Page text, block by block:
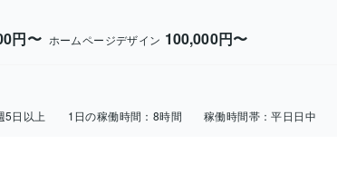
円〜 ホームページデザイン 100,000円〜
5日以上 1日の稼働時間： 8時間 稼働時間帯：平日日中